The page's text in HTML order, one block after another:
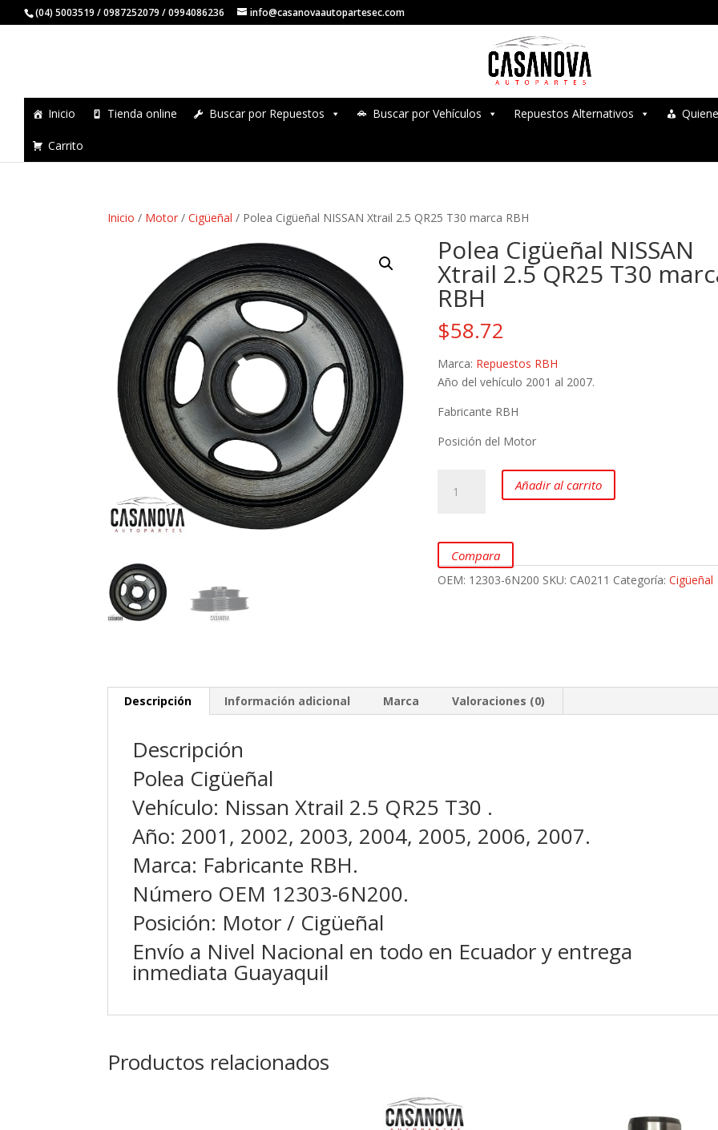
(04) 5003519 / 0987252079 / 0994086236 info@casanovaautopartesec.com
Inicio Tienda online Buscar por Repuestos Buscar por Vehículos Repuestos Alternativos
Carrito
Inicio / Motor /Cigüeñal / Polea Cigüeñal NISSAN Xtrail 2.5 QR25 T30 marca RBH
Polea Cigüeñal NISSAN
Xtrail 2.5 QR25 T30
RBH
$58.72
Marca: Repuestos RBH
Año del vehículo 2001 al 2007.
Fabricante RBH
Posición del Motor
Cigüeñal
2.5
QR25
T30
Añadir al carrito
Compara
OEM: 12303-6N200 SKU: CA0211 Categoría:Cigüeñal
Descripción Información adicional Marca Valoraciones (0)
Descripción
Polea Cigüeñal
Vehículo: Nissan Xtrail 2.5 QR25 T30 .
Año: 2001, 2002, 2003, 2004, 2005, 2006, 2007.
Marca: Fabricante RBH.
Número OEM 12303-6N200.
Posición: Motor / Cigüeñal
Envío a Nivel Nacional en todo en Ecuador y entrega
inmediata Guayaquil
Productos relacionados